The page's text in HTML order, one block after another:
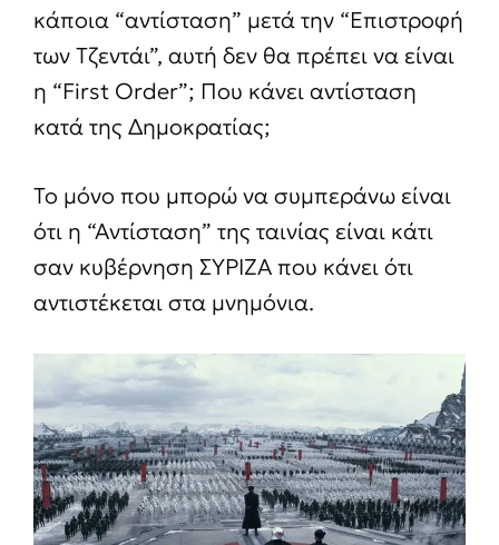
κάποια “αντίσταση” μετά την “Επιστροφή
των Τζεντάι”, αυτή δεν θα πρέπει να είναι
η “First Order”; Που κάνει αντίσταση
κατά της Δημοκρατίας;
Το μόνο που μπορώ να συμπεράνω είναι
ότι η “Αντίσταση” της ταινίας είναι κάτι
σαν κυβέρνηση ΣΥΡΙΖΑ που κάνει ότι
αντιστέκεται στα μνημόνια.